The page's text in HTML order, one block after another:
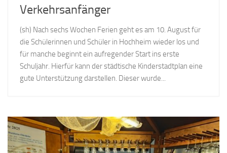
Verkehrsanfänger
(sh) Nach sechs Wochen Ferien geht es am 10. August für
die Schülerinnen und Schüler in Hochheim wieder los und
für manche beginnt ein aufregender Start ins erste
Schuljahr. Hierfür kann der städtische Kinderstadtplan eine
gute Unterstützung darstellen. Dieser wurde...